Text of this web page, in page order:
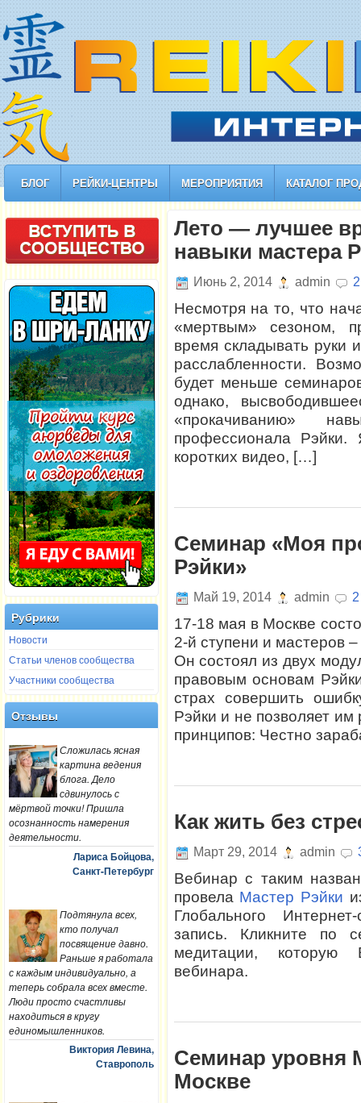
БЛОГ РЕЙКИ-ЦЕНТРЫ МЕРОПРИЯТИЯ КАТАЛОГ
Рубрики
Новости
Статьи членов сообщества
Участники сообщества
Отзывы
Сложилась ясная
картина ведения
блога. Дело
сдвинулось с
мёртвой точки! Пришла
осознанность намерения
деятельности.
Лариса Бойцова,
Санкт-Петербург
Подтянула всех,
кто получал
посвящение давно.
Раньше я работала
с каждым индивидуально, а
теперь собрала всех вместе.
Люди просто счастливы
находиться в кругу
единомышленников.
Виктория Левина,
Ставрополь
Лето — лучшее
навыки мастера
Июнь 2, 2014 admin
Несмотря на то, что
«мертвым» сезоном,
время складывать руки
расслабленности.
будет меньше
однако,
«прокачиванию»
профессионала Рэйки.
коротких видео, […]
Семинар «Моя
Рэйки»
Май 19, 2014 admin
17-18 мая в Москве
2-й ступени и мастеров
Он состоял из двух
правовым основам
страх совершить
Рэйки и не позволяет
принципов: Честно
Как жить без
Март 29, 2014 admin
Вебинар с таким
провела Мастер Рэйки
Глобального
запись. Кликните по
медитации, которую
вебинара.
Семинар уровня
Москве